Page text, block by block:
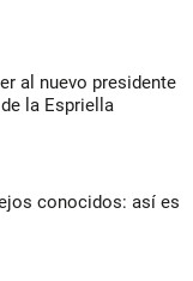
al nuevo presidente
la Espriella
conocidos: así es